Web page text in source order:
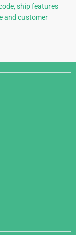
ship features
and customer